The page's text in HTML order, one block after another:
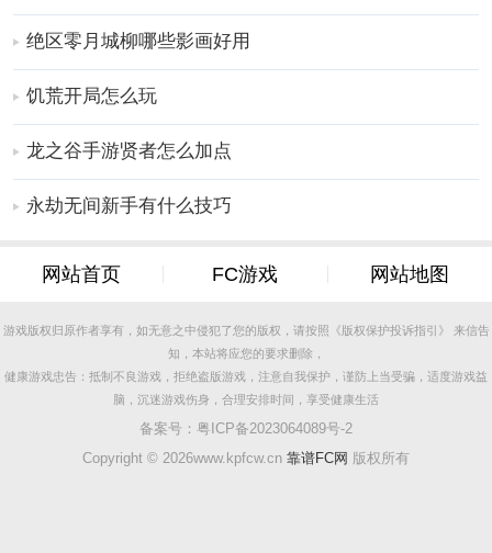
绝区零月城柳哪些影画好用
饥荒开局怎么玩
龙之谷手游贤者怎么加点
永劫无间新手有什么技巧
网站首页 FC游戏 网站地图
游戏版权归原作者享有，如无意之中侵犯了您的版权，请按照《版权保护投诉指引》 来信告
知，本站将应您的要求删除，
健康游戏忠告：抵制不良游戏，拒绝盗版游戏，注意自我保护，谨防上当受骗，适度游戏益
脑，沉迷游戏伤身，合理安排时间，享受健康生活
备案号： 粤ICP备2023064089号-2
Copyright © 2026www.kpfcw.cn 靠谱FC网 版权所有